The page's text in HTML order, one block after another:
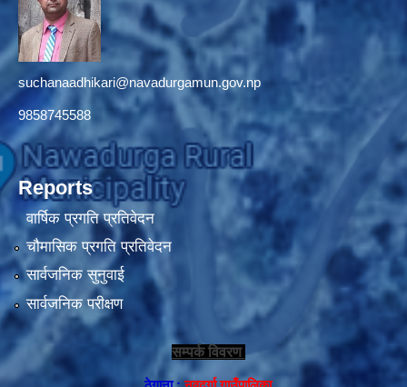
suchanaadhikari@navadurgamun.gov.np
9858745588
Reports
वार्षिक प्रगति प्रतिवेदन
चौमासिक प्रगति प्रतिवेदन
सार्वजनिक सुनुवाई
सार्वजनिक परीक्षण
सम्पर्क विवरण